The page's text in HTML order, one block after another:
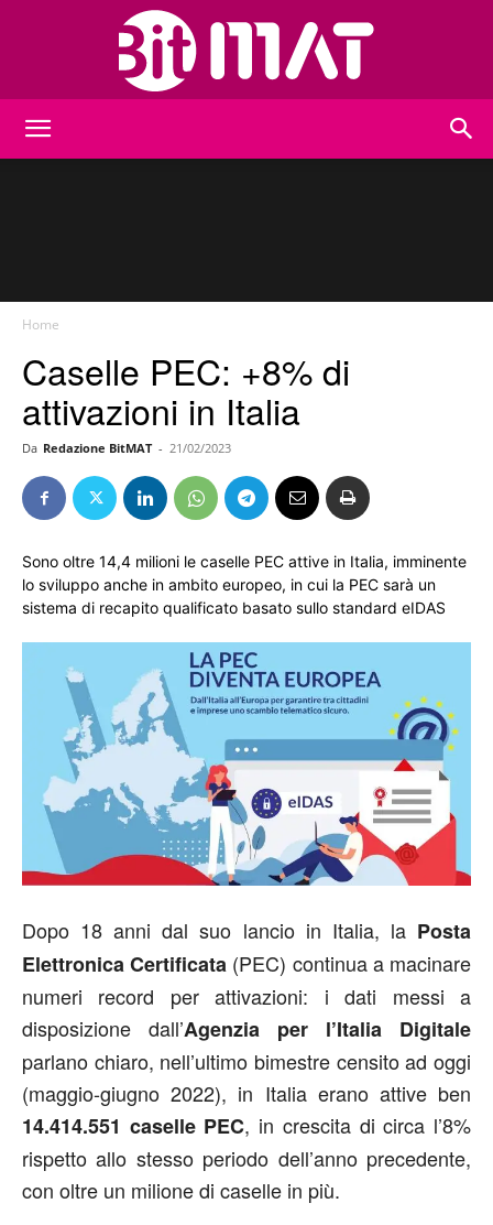
Home
Caselle PEC: +8% di
attivazioni in Italia
Da Redazione BitMAT - 21/02/2023
Sono oltre 14,4 milioni le caselle PEC attive in Italia, imminente
lo sviluppo anche in ambito europeo, in cui la PEC sarà un
sistema di recapito qualificato basato sullo standard eIDAS
Dopo 18 anni dal suo lancio in Italia, la Posta
Elettronica Certificata (PEC) continua a macinare
numeri record per attivazioni: i dati messi a
disposizione dall’Agenzia per l’Italia Digitale
parlano chiaro, nell’ultimo bimestre censito ad oggi
(maggio-giugno 2022), in Italia erano attive ben
14.414.551 caselle PEC, in crescita di circa l’8%
rispetto allo stesso periodo dell’anno precedente,
con oltre un milione di caselle in più.